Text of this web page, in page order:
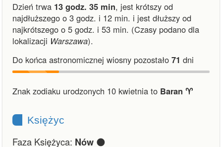
Dzień trwa 13 godz. 35 min, jest krótszy od
najdłuższego o 3 godz. i 12 min. i jest dłuższy od
najkrótszego o 5 godz. i 53 min. (Czasy podano dla
lokalizacji Warszawa).
Do końca astronomicznej wiosny pozostało 71 dni
Znak zodiaku urodzonych 10 kwietnia to Baran ♈︎
Księżyc
Faza Księżyca: Nów 🌑